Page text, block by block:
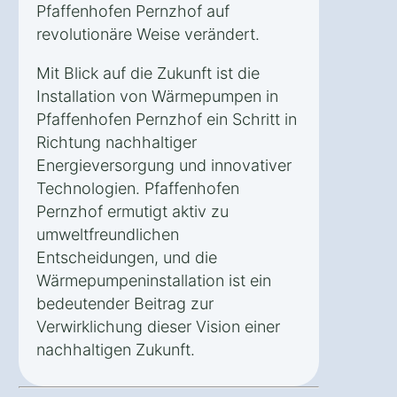
Pfaffenhofen Pernzhof auf
revolutionäre Weise verändert.
Mit Blick auf die Zukunft ist die
Installation von Wärmepumpen in
Pfaffenhofen Pernzhof ein Schritt in
Richtung nachhaltiger
Energieversorgung und innovativer
Technologien. Pfaffenhofen
Pernzhof ermutigt aktiv zu
umweltfreundlichen
Entscheidungen, und die
Wärmepumpeninstallation ist ein
bedeutender Beitrag zur
Verwirklichung dieser Vision einer
nachhaltigen Zukunft.